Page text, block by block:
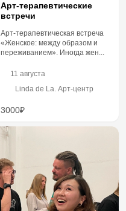
Арт-терапевтические
встречи
Арт-терапевтическая встреча
«Женское: между образом и
переживанием». Иногда жен...
11 августа
Linda de La. Арт-центр
3000₽